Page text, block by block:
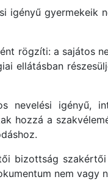
igényű gyermekeik
rögzíti: a sajátos
ellátásban
nevelési igényű,
hozzá a
bizottság
nem vagy